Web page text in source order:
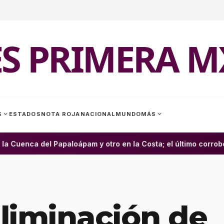
PRIMERA
expand_more ESTADOS NOTA ROJA NACIONAL MUNDOMÁS expand_more
del Papaloápam y otro en la Costa; el último